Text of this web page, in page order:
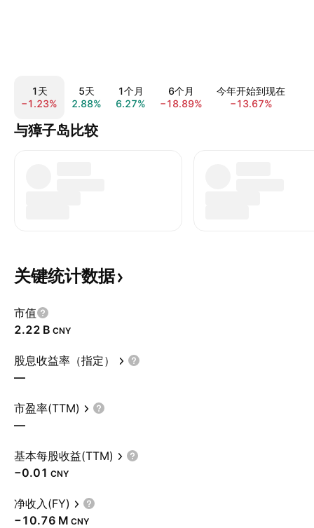
1天
−1.23%
5天
2.88%
1个月
6.27%
6个月
−18.89%
今年开始到现在
−13.67%
与獐子岛比较
关键统计数据
市值
‪2.22 B‬ CNY
股息收益率（指定）
—
市盈率(TTM)
—
基本每股收益(TTM)
−0.01 CNY
净收入(FY)
‪−10.76 M‬ CNY